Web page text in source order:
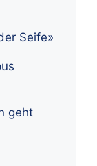
Seife»
geht